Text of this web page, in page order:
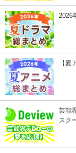
2026
【夏
芸能
スク